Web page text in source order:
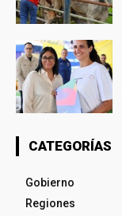
CATEGORÍAS
Gobierno
Regiones